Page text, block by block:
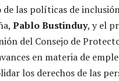
las políticas de
Pablo Bustinduy, y el
del Consejo de
en materia de
los derechos de las